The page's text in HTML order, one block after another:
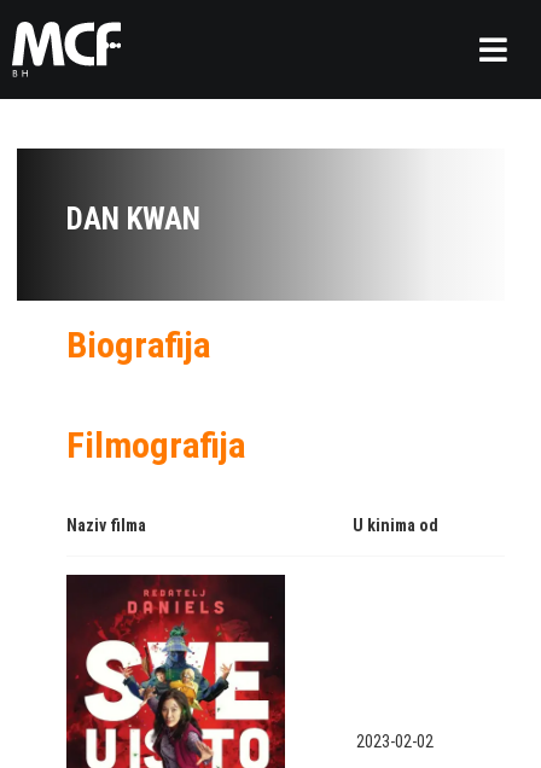
DAN KWAN
Biografija
Filmografija
Naziv filma U kinima od
2023-02-02